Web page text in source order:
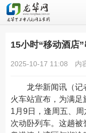
15小时“移动酒店
2025-10-17 11:08 内
龙华新闻讯（记
火车站宣布，为满
1月9日，逢周五、
次动卧列车。这趟被